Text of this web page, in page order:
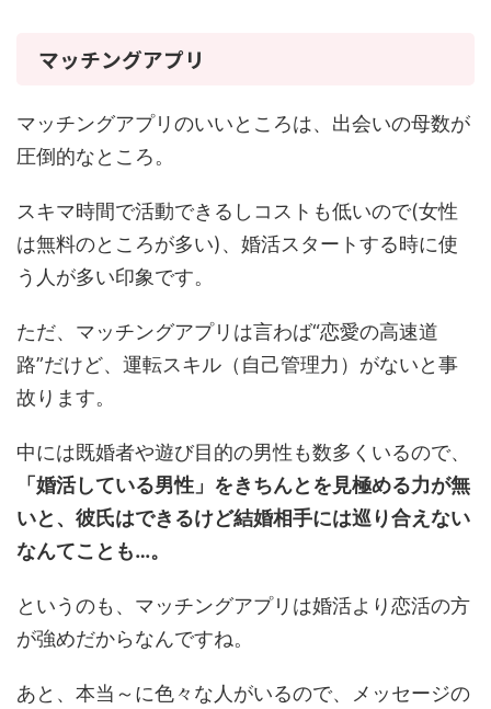
マッチングアプリ
マッチングアプリのいいところは、出会いの母数が
圧倒的なところ。
スキマ時間で活動できるしコストも低いので(女性
は無料のところが多い)、婚活スタートする時に使
う人が多い印象です。
ただ、マッチングアプリは言わば“恋愛の高速道
路”だけど、運転スキル（自己管理力）がないと事
故ります。
中には既婚者や遊び目的の男性も数多くいるので、
「婚活している男性」をきちんとを見極める力が無
いと、彼氏はできるけど結婚相手には巡り合えない
なんてことも…。
というのも、マッチングアプリは婚活より恋活の方
が強めだからなんですね。
あと、本当～に色々な人がいるので、メッセージの